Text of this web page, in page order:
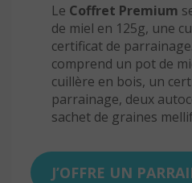
Le Coffret Premium
de miel en 125g, une
certificat de
comprend un pot de
cuillère en bois, un
parrainage, deux
sachet de graines
J’OFFRE UN